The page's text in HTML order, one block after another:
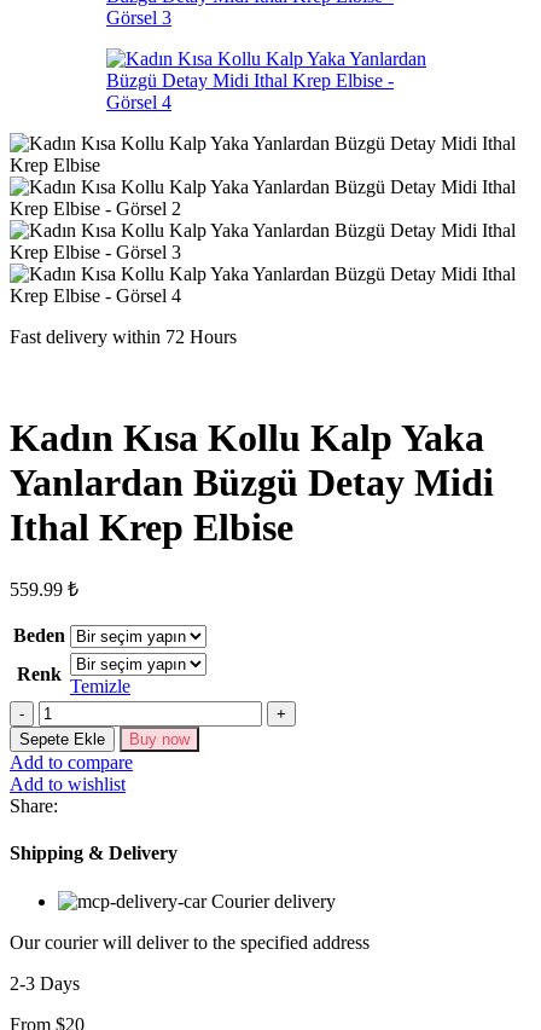
Fast delivery within 72 Hours
Kadın Kısa Kollu Kalp Yaka
Yanlardan Büzgü Detay Midi
Ithal Krep Elbise
559.99 ₺
Beden
Renk
Temizle
Kadın
Kısa
Kollu
Kalp
Yaka
Yanlardan
Büzgü
Detay
Ithal
Elbise
Sepete Ekle Buy now
Add to compare
Add to wishlist
Share:
Shipping & Delivery
Courier delivery
Our courier will deliver to the specified address
2-3 Days
From $20